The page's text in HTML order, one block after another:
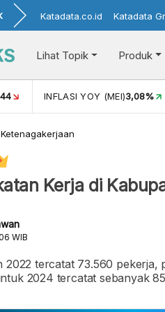
Katadata.co.id Katadata
Lihat Topik Produk
INFLASI YOY (MEI)3,08%
Ketenagakerjaan
Kerja di
WIB
tercatat 73.560 pekerja,
2024 tercatat sebanyak